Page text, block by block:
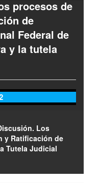
procesos de
de
Federal de
y la tutela
Los
y Ratificación de
Tutela Judicial